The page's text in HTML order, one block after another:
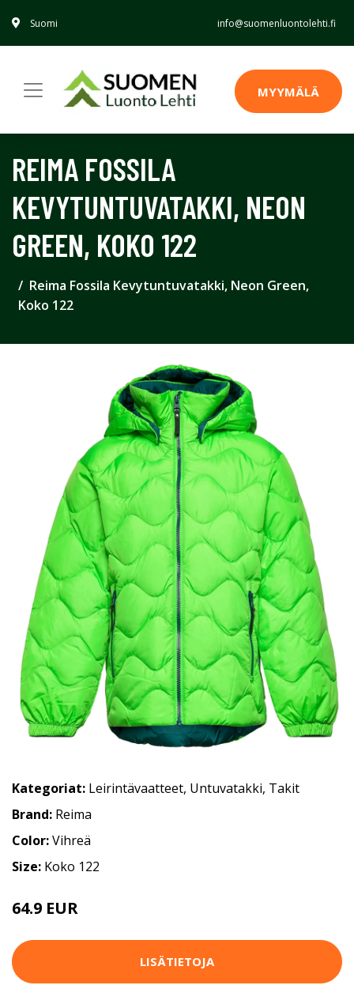
Suomi info@suomenluontolehti.fi
MYYMÄLÄ
REIMA FOSSILA
KEVYTUNTUVATAKKI, NEON
GREEN, KOKO 122
Reima Fossila Kevytuntuvatakki, Neon Green,
Koko 122
Kategoriat: Leirintävaatteet, Untuvatakki, Takit
Brand: Reima
Color:Vihreä
Size: Koko 122
64.9 EUR
LISÄTIETOJA